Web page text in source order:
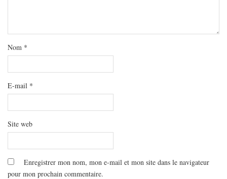
Nom *
E-mail *
Site web
Enregistrer mon nom, mon e-mail et mon site dans le navigateur
pour mon prochain commentaire.